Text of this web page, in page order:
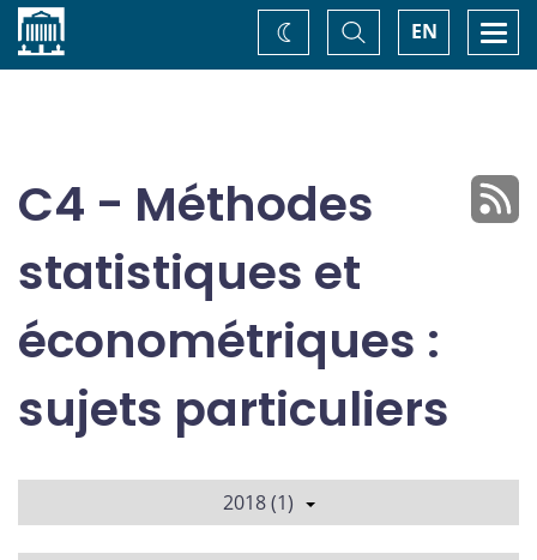
Accueil EN
Basculer
la
recherche
Changez
de
C4 - Méthodes
statistiques et
économétriques :
sujets particuliers
2018 (1)